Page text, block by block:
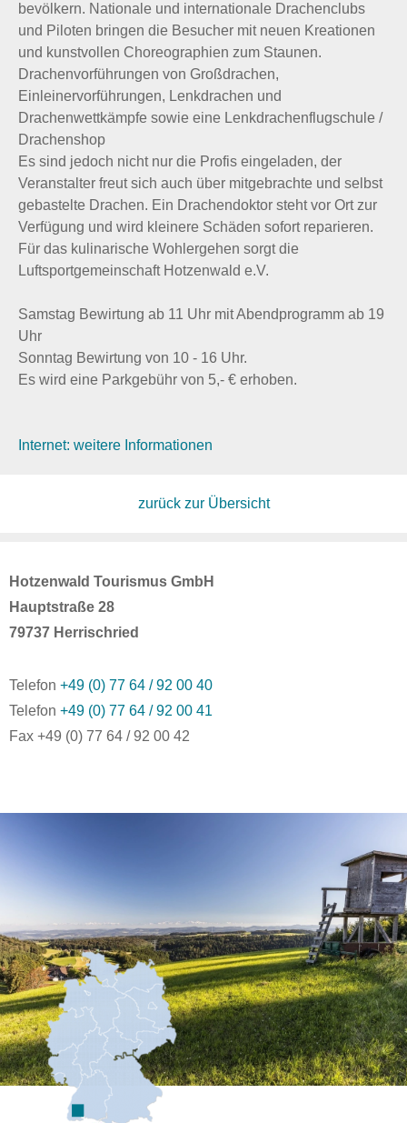
bevölkern. Nationale und internationale Drachenclubs
und Piloten bringen die Besucher mit neuen Kreationen
und kunstvollen Choreographien zum Staunen.
Drachenvorführungen von Großdrachen,
Einleinervorführungen, Lenkdrachen und
Drachenwettkämpfe sowie eine Lenkdrachenflugschule /
Drachenshop
Es sind jedoch nicht nur die Profis eingeladen, der
Veranstalter freut sich auch über mitgebrachte und selbst
gebastelte Drachen. Ein Drachendoktor steht vor Ort zur
Verfügung und wird kleinere Schäden sofort reparieren.
Für das kulinarische Wohlergehen sorgt die
Luftsportgemeinschaft Hotzenwald e.V.
Samstag Bewirtung ab 11 Uhr mit Abendprogramm ab 19
Uhr
Sonntag Bewirtung von 10 - 16 Uhr.
Es wird eine Parkgebühr von 5,- € erhoben.
Internet: weitere Informationen
zurück zur Übersicht
Hotzenwald Tourismus GmbH
Hauptstraße 28
79737 Herrischried
Telefon +49 (0) 77 64 / 92 00 40
Telefon +49 (0) 77 64 / 92 00 41
Fax +49 (0) 77 64 / 92 00 42